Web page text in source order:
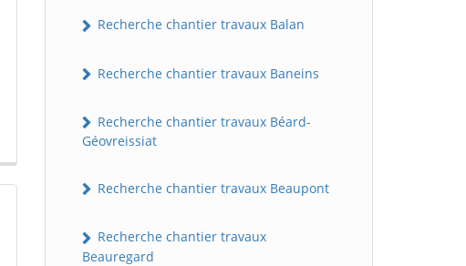
Recherche chantier travaux Balan
Recherche chantier travaux Baneins
Recherche chantier travaux Béard-
Géovreissiat
Recherche chantier travaux Beaupont
Recherche chantier travaux
Beauregard